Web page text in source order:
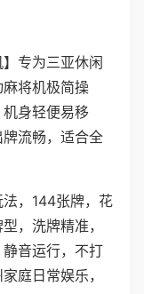
】专为三亚休闲
将机极简操
身轻便易移
流畅，适合全
，144张牌，花
，洗牌精准，
音运行，不打
庭日常娱乐，